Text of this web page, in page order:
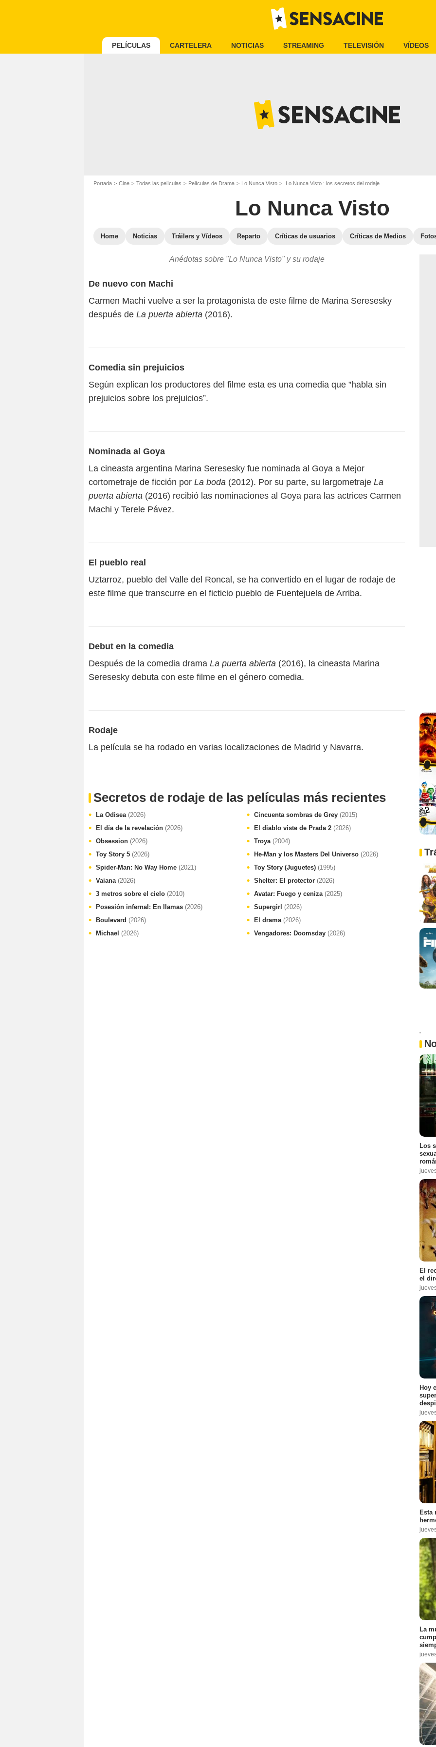
PELÍCULAS CARTELERA NOTICIAS STREAMING TELEVISIÓN VÍDEOS
Portada Cine Todas las películas Películas de Drama Lo Nunca Visto Lo Nunca Visto : los secretos del rodaje
Lo Nunca Visto
Home Noticias Tráilers y Vídeos Reparto Críticas de usuarios Críticas de Medios
Anédotas sobre "Lo Nunca Visto" y su rodaje
De nuevo con Machi
Carmen Machi vuelve a ser la protagonista de este filme de Marina Seresesky
después de La puerta abierta (2016).
Comedia sin prejuicios
Según explican los productores del filme esta es una comedia que ”habla sin
prejuicios sobre los prejuicios”.
Nominada al Goya
La cineasta argentina Marina Seresesky fue nominada al Goya a Mejor
cortometraje de ficción por La boda (2012). Por su parte, su largometraje La
puerta abierta (2016) recibió las nominaciones al Goya para las actrices Carmen
Machi y Terele Pávez.
El pueblo real
Uztarroz, pueblo del Valle del Roncal, se ha convertido en el lugar de rodaje de
este filme que transcurre en el ficticio pueblo de Fuentejuela de Arriba.
Debut en la comedia
Después de la comedia drama La puerta abierta (2016), la cineasta Marina
Seresesky debuta con este filme en el género comedia.
Rodaje
La película se ha rodado en varias localizaciones de Madrid y Navarra.
Secretos de rodaje de las películas más recientes
La Odisea (2026)
El día de la revelación (2026)
Obsession (2026)
Toy Story 5 (2026)
Spider-Man: No Way Home (2021)
Vaiana (2026)
3 metros sobre el cielo (2010)
Posesión infernal: En llamas (2026)
Boulevard (2026)
Michael (2026)
Cincuenta sombras de Grey (2015)
El diablo viste de Prada 2 (2026)
Troya (2004)
He-Man y los Masters Del Universo (2026)
Toy Story (Juguetes) (1995)
Shelter: El protector (2026)
Avatar: Fuego y ceniza (2025)
Supergirl (2026)
El drama (2026)
Vengadores: Doomsday (2026)
'
Los
El
el
Hoy
Esta
La